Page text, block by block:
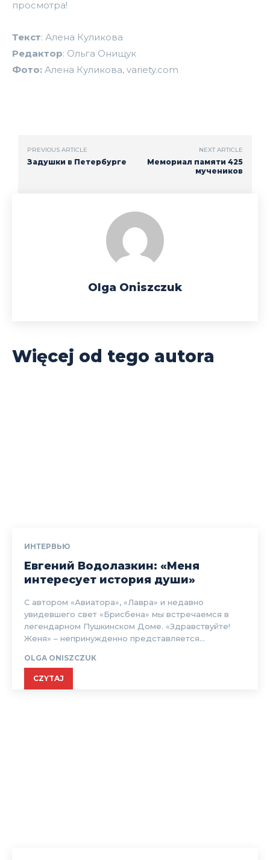
просмотра!
Текст: Алена Куликова
Редактор: Ольга Онищук
Фото: Алена Куликова, variety.com
PREVIOUS ARTICLE
Задушки в Петербурге
NEXT ARTICLE
Мемориал памяти 425
мучеников
Olga Oniszczuk
Więcej od tego autora
ИНТЕРВЬЮ
Евгений Водолазкин: «Меня
интересует история души»
С автором «Авиатора», «Лавра» и недавно
увидевшего свет «Брисбена» мы встречаемся в
легендарном Пушкинском Доме. «Здравствуйте!
Женя» – непринужденно представляется...
OLGA ONISZCZUK
CZYTAJ